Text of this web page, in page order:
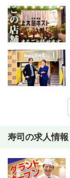
寿司の求人情報